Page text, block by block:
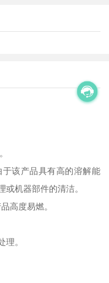
该产品具有高的溶解能
机器部件的清洁。
高度易燃。
理。